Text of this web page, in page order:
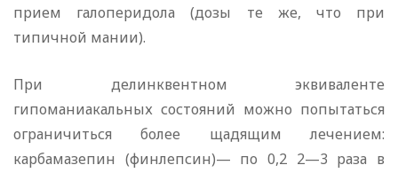
прием галоперидола (дозы те же, что при
типичной мании).
При делинквентном эквиваленте
гипоманиакальных состояний можно попытаться
ограничиться более щадящим лечением:
карбамазепин (финлепсин)— по 0,2 2—3 раза в